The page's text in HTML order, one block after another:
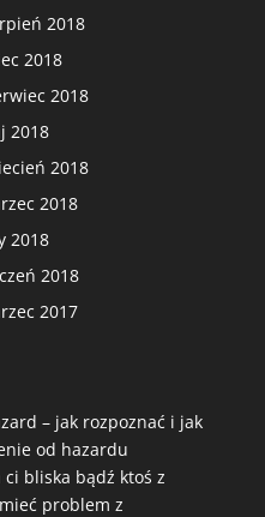
2018
2018
2018
2018
2018
2018
2018
2018
2017
– jak rozpoznać i jak
od hazardu
ci bliska bądź ktoś z
problem z